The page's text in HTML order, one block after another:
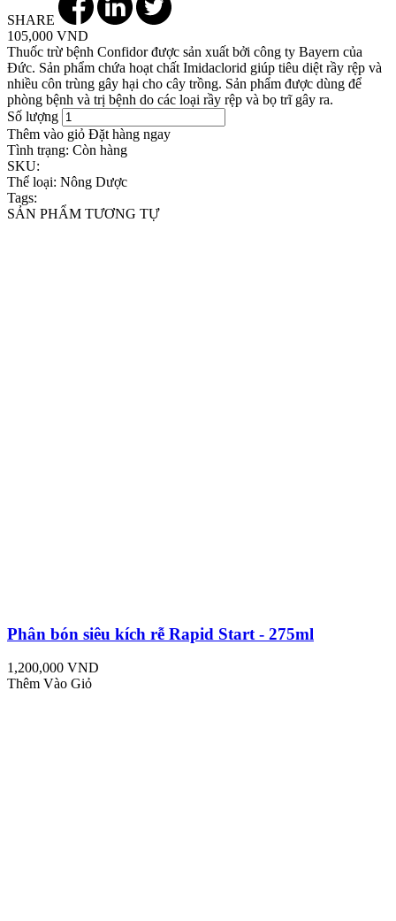
SHARE
105,000 VND
Thuốc trừ bệnh Confidor được sản xuất bởi công ty Bayern của
Đức. Sản phẩm chứa hoạt chất Imidaclorid giúp tiêu diệt rầy rệp và
nhiều côn trùng gây hại cho cây trồng. Sản phẩm được dùng để
phòng bệnh và trị bệnh do các loại rầy rệp và bọ trĩ gây ra.
Số lượng
Thêm vào giỏ Đặt hàng ngay
Tình trạng: Còn hàng
SKU:
Thể loại: Nông Dược
Tags:
SẢN PHẨM TƯƠNG TỰ
Phân bón siêu kích rễ Rapid Start - 275ml
1,200,000 VND
Thêm Vào Giỏ